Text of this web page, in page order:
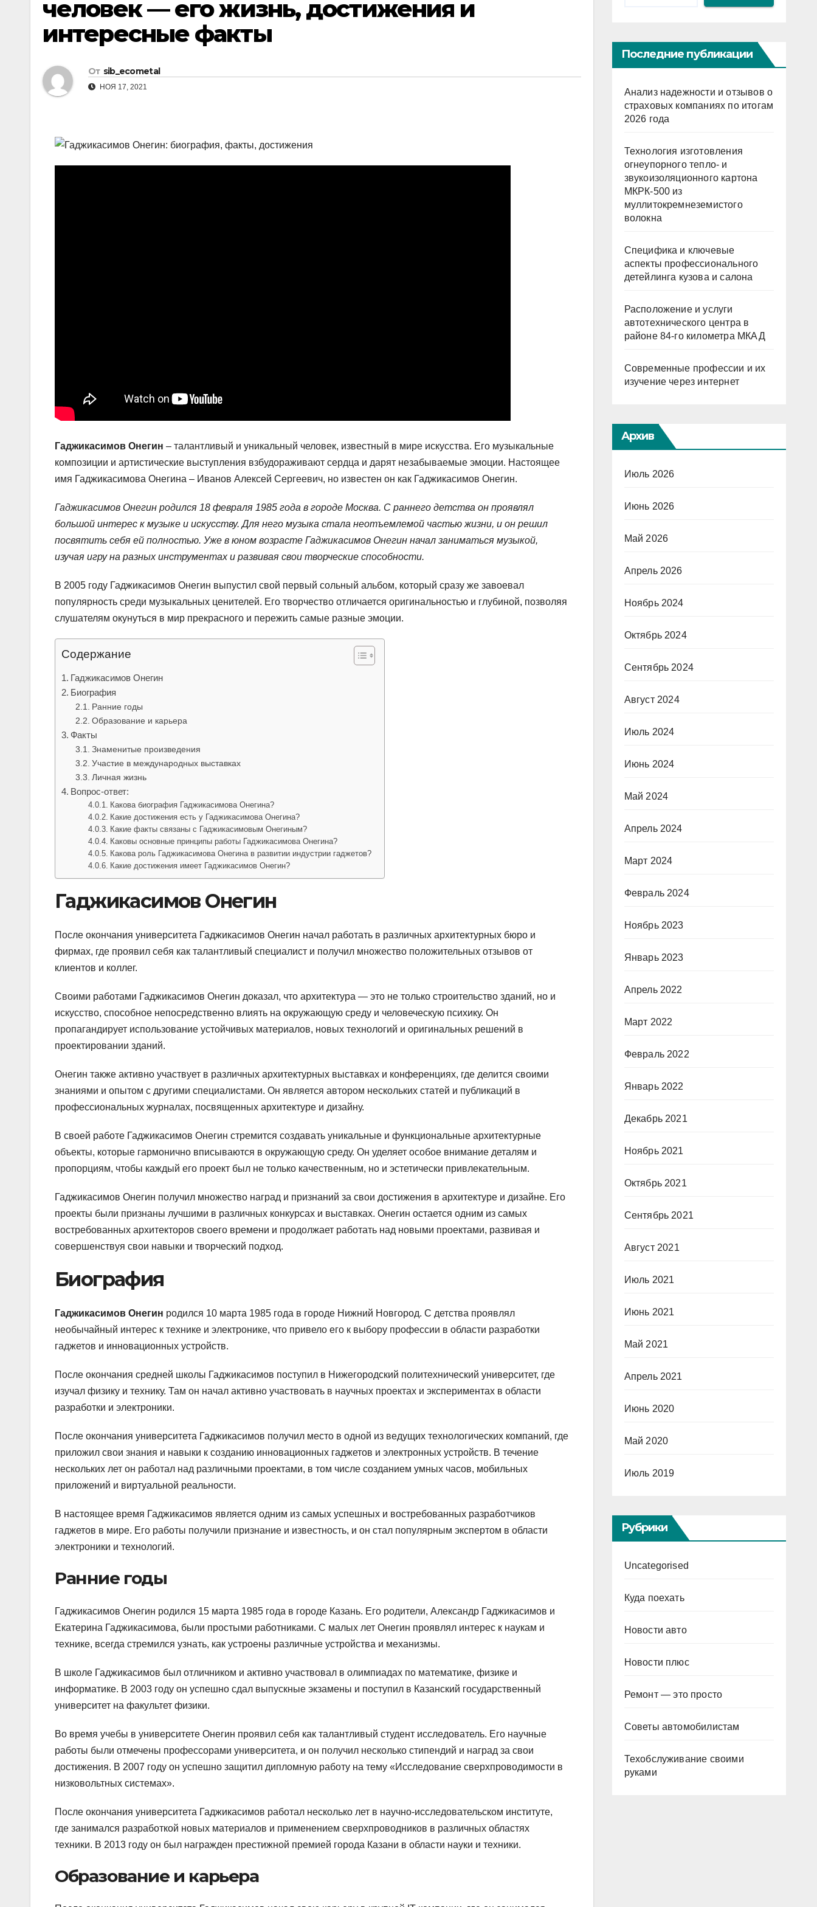
человек — его жизнь, достижения и
интересные факты
От sib_ecometal
НОЯ 17, 2021
Гаджикасимов Онегин – талантливый и уникальный человек, известный в мире искусства. Его музыкальные
композиции и артистические выступления взбудораживают сердца и дарят незабываемые эмоции. Настоящее
имя Гаджикасимова Онегина – Иванов Алексей Сергеевич, но известен он как Гаджикасимов Онегин.
Гаджикасимов Онегин родился 18 февраля 1985 года в городе Москва. С раннего детства он проявлял
большой интерес к музыке и искусству. Для него музыка стала неотъемлемой частью жизни, и он решил
посвятить себя ей полностью. Уже в юном возрасте Гаджикасимов Онегин начал заниматься музыкой,
изучая игру на разных инструментах и развивая свои творческие способности.
В 2005 году Гаджикасимов Онегин выпустил свой первый сольный альбом, который сразу же завоевал
популярность среди музыкальных ценителей. Его творчество отличается оригинальностью и глубиной, позволяя
слушателям окунуться в мир прекрасного и пережить самые разные эмоции.
Содержание
Гаджикасимов Онегин
Биография
Ранние годы
Образование и карьера
Факты
Знаменитые произведения
Участие в международных выставках
Личная жизнь
Вопрос-ответ:
Какова биография Гаджикасимова Онегина?
Какие достижения есть у Гаджикасимова Онегина?
Какие факты связаны с Гаджикасимовым Онегиным?
Каковы основные принципы работы Гаджикасимова Онегина?
Какова роль Гаджикасимова Онегина в развитии индустрии гаджетов?
Какие достижения имеет Гаджикасимов Онегин?
Гаджикасимов Онегин
После окончания университета Гаджикасимов Онегин начал работать в различных архитектурных бюро и
фирмах, где проявил себя как талантливый специалист и получил множество положительных отзывов от
клиентов и коллег.
Своими работами Гаджикасимов Онегин доказал, что архитектура — это не только строительство зданий, но и
искусство, способное непосредственно влиять на окружающую среду и человеческую психику. Он
пропагандирует использование устойчивых материалов, новых технологий и оригинальных решений в
проектировании зданий.
Онегин также активно участвует в различных архитектурных выставках и конференциях, где делится своими
знаниями и опытом с другими специалистами. Он является автором нескольких статей и публикаций в
профессиональных журналах, посвященных архитектуре и дизайну.
В своей работе Гаджикасимов Онегин стремится создавать уникальные и функциональные архитектурные
объекты, которые гармонично вписываются в окружающую среду. Он уделяет особое внимание деталям и
пропорциям, чтобы каждый его проект был не только качественным, но и эстетически привлекательным.
Гаджикасимов Онегин получил множество наград и признаний за свои достижения в архитектуре и дизайне. Его
проекты были признаны лучшими в различных конкурсах и выставках. Онегин остается одним из самых
востребованных архитекторов своего времени и продолжает работать над новыми проектами, развивая и
совершенствуя свои навыки и творческий подход.
Биография
Гаджикасимов Онегин родился 10 марта 1985 года в городе Нижний Новгород. С детства проявлял
необычайный интерес к технике и электронике, что привело его к выбору профессии в области разработки
гаджетов и инновационных устройств.
После окончания средней школы Гаджикасимов поступил в Нижегородский политехнический университет, где
изучал физику и технику. Там он начал активно участвовать в научных проектах и экспериментах в области
разработки и электроники.
После окончания университета Гаджикасимов получил место в одной из ведущих технологических компаний, где
приложил свои знания и навыки к созданию инновационных гаджетов и электронных устройств. В течение
нескольких лет он работал над различными проектами, в том числе созданием умных часов, мобильных
приложений и виртуальной реальности.
В настоящее время Гаджикасимов является одним из самых успешных и востребованных разработчиков
гаджетов в мире. Его работы получили признание и известность, и он стал популярным экспертом в области
электроники и технологий.
Ранние годы
Гаджикасимов Онегин родился 15 марта 1985 года в городе Казань. Его родители, Александр Гаджикасимов и
Екатерина Гаджикасимова, были простыми работниками. С малых лет Онегин проявлял интерес к наукам и
технике, всегда стремился узнать, как устроены различные устройства и механизмы.
В школе Гаджикасимов был отличником и активно участвовал в олимпиадах по математике, физике и
информатике. В 2003 году он успешно сдал выпускные экзамены и поступил в Казанский государственный
университет на факультет физики.
Во время учебы в университете Онегин проявил себя как талантливый студент исследователь. Его научные
работы были отмечены профессорами университета, и он получил несколько стипендий и наград за свои
достижения. В 2007 году он успешно защитил дипломную работу на тему «Исследование сверхпроводимости в
низковольтных системах».
После окончания университета Гаджикасимов работал несколько лет в научно-исследовательском институте,
где занимался разработкой новых материалов и применением сверхпроводников в различных областях
техники. В 2013 году он был награжден престижной премией города Казани в области науки и техники.
Образование и карьера
Последние публикации
Анализ надежности и отзывов о
страховых компаниях по итогам
2026 года
Технология изготовления
огнеупорного тепло- и
звукоизоляционного картона
МКРК-500 из
муллитокремнеземистого
волокна
Специфика и ключевые
аспекты профессионального
детейлинга кузова и салона
Расположение и услуги
автотехнического центра в
районе 84-го километра МКАД
Современные профессии и их
изучение через интернет
Архив
Июль 2026
Июнь 2026
Май 2026
Апрель 2026
Ноябрь 2024
Октябрь 2024
Сентябрь 2024
Август 2024
Июль 2024
Июнь 2024
Май 2024
Апрель 2024
Март 2024
Февраль 2024
Ноябрь 2023
Январь 2023
Апрель 2022
Март 2022
Февраль 2022
Январь 2022
Декабрь 2021
Ноябрь 2021
Октябрь 2021
Сентябрь 2021
Август 2021
Июль 2021
Июнь 2021
Май 2021
Апрель 2021
Июнь 2020
Май 2020
Июль 2019
Рубрики
Uncategorised
Куда поехать
Новости авто
Новости плюс
Ремонт — это просто
Советы автомобилистам
Техобслуживание своими
руками